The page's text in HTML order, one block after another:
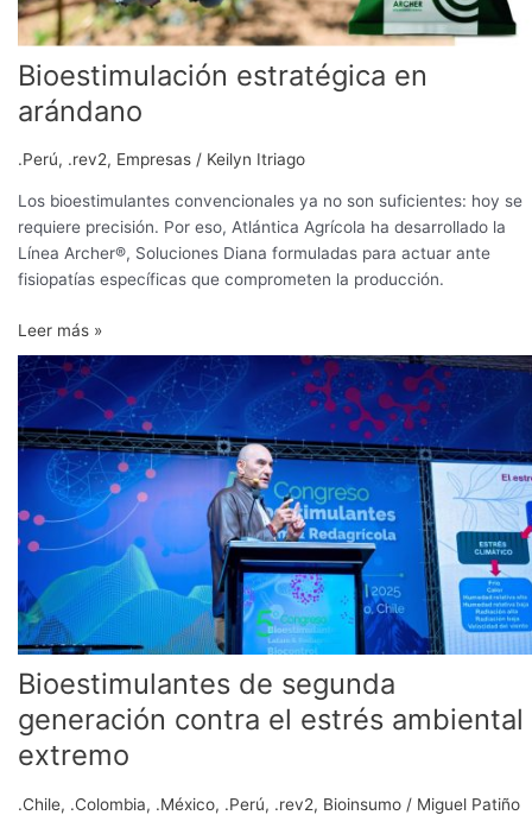
Bioestimulación estratégica en
arándano
.Perú, .rev2, Empresas / Keilyn Itriago
Los bioestimulantes convencionales ya no son suficientes: hoy se
requiere precisión. Por eso, Atlántica Agrícola ha desarrollado la
Línea Archer®, Soluciones Diana formuladas para actuar ante
fisiopatías específicas que comprometen la producción.
Leer más »
Bioestimulantes de segunda
generación contra el estrés ambiental
extremo
.Chile, .Colombia, .México, .Perú, .rev2, Bioinsumo / Miguel Patiño
Bioestimulantes
de
segunda
generación
contra
estrés
ambiental
extremo